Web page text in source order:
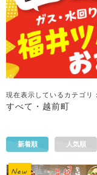
現在表示しているカテゴリ：
すべて・越前町
新着順 人気順